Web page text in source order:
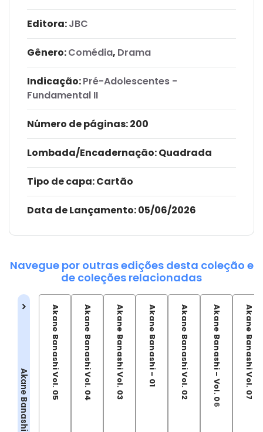
Editora:JBC
Gênero:Comédia, Drama
Indicação:Pré-Adolescentes -
Fundamental II
Número de páginas: 200
Lombada/Encadernação: Quadrada
Tipo de capa:Cartão
Data de Lançamento:05/06/2026
Navegue por outras edições desta coleção e
de coleções relacionadas
Akane Banashi Akane Banashi Vol. 05 Akane Banashi Vol. 04 Akane Banashi Vol. 03 Akane Banashi - 01 Akane Banashi Vol. 02 Akane Banashi - Vol. 06 Akane Banashi Vol. 07